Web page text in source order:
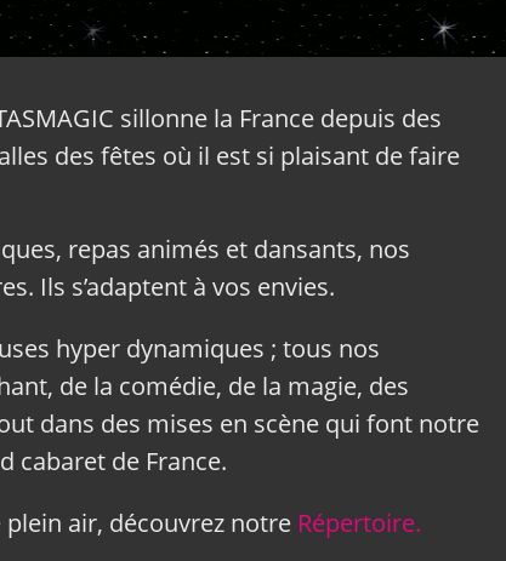
sillonne la France depuis des
des fêtes où il est si plaisant de faire
repas animés et dansants, nos
Ils s’adaptent à vos envies.
hyper dynamiques ; tous nos
de la comédie, de la magie, des
dans des mises en scène qui font notre
cabaret de France.
air, découvrez notre Répertoire.